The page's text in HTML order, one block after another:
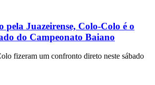
pela Juazeirense, Colo-Colo é o
do Campeonato Baiano
fizeram um confronto direto neste sábado